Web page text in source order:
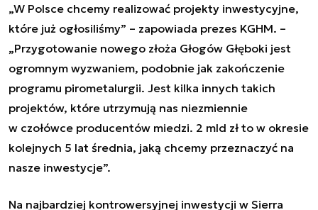
„W Polsce chcemy realizować projekty inwestycyjne,
które już ogłosiliśmy” – zapowiada prezes KGHM. –
„Przygotowanie nowego złoża Głogów Głęboki jest
ogromnym wyzwaniem, podobnie jak zakończenie
programu pirometalurgii. Jest kilka innych takich
projektów, które utrzymują nas niezmiennie
w czołówce producentów miedzi. 2 mld zł to w okresie
kolejnych 5 lat średnia, jaką chcemy przeznaczyć na
nasze inwestycje”.
Na najbardziej kontrowersyjnej inwestycji w Sierra